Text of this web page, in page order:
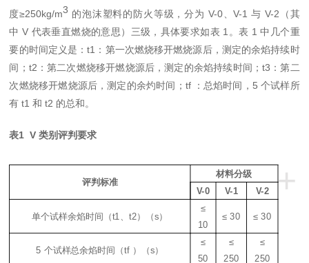
度≥250kg/m3 的泡沫塑料的防火等级，分为 V-0、V-1与 V-2 （其
中 V 代表垂直燃烧的意思）三级，具体要求如表 1 。表 1中几个重
要的时间定义是：t1 ：第一次燃烧移开燃烧源后，测定的余焰持续时
间； t2 ：第二次燃烧移开燃烧源后，测定的余焰持续时间； t3 ：第二
次燃烧移开燃烧源后，测定的余灼时间； tf ： 总焰时间 ， 5个试样所
有 t1和 t2 的总和。
表1V类别评判要求
+
评判标准
材料分级
V-0
V-1 V-2
单个试样余焰时间（t1 、t2）（s）
≤
10
≤30 ≤30
5 个试样总余焰时间（tf ）（s）
≤
50
≤
250
≤
250